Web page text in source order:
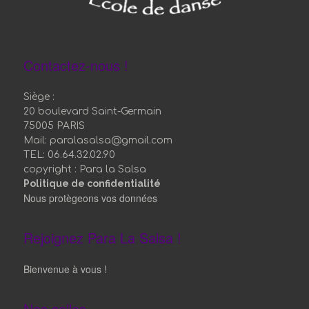
Contactez-nous !
Siège :
20 boulevard Saint-Germain
75005 PARIS
Mail: paralasalsa@gmail.com
TEL: 06.64.32.02.90
copyright : Para la Salsa
Politique de confidentialité
Nous protègeons vos données
Rejoignez Para La Salsa !
Bienvenue à vous !